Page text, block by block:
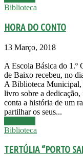
Biblioteca
HORA DO CONTO
13 Março, 2018
A Escola Básica do 1.º
de Baixo recebeu, no
A Biblioteca Municipal,
livro sobre a
conta a história de um
partilhar os seus...
Biblioteca
TERTÚLIA “PORTO